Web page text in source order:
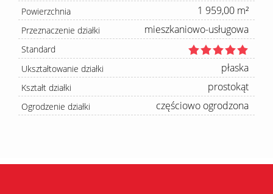
Powierzchnia 1 959,00 m²
Przeznaczenie działki mieszkaniowo-usługowa
Standard
Ukształtowanie działki
płaska
Kształt działki prostokąt
Ogrodzenie działki częściowo ogrodzona